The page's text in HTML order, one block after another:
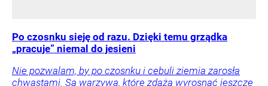
Po czosnku sieję od razu. Dzięki temu grządka
„pracuje” niemal do jesieni
Nie pozwalam, by po czosnku i cebuli ziemia zarosła
chwastami. Są warzywa, które zdążą wyrosnąć jeszcze